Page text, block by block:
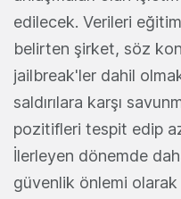
edilecek. Verileri
belirten şirket, söz
jailbreak'ler dahil
saldırılara karşı
pozitifleri tespit edip
İlerleyen dönemde
güvenlik önlemi